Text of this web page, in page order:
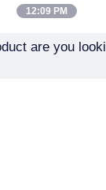
12:09 PM
are you